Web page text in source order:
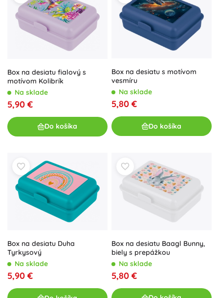
Box na desiatu fialový s
motívom Kolibrík
Na sklade
5,90 €
Do košíka
Box na desiatu s motívom
vesmíru
Na sklade
5,80 €
Do košíka
Box na desiatu Duha
Tyrkysový
Na sklade
5,90 €
Box na desiatu Baagl Bunny,
biely s prepážkou
Na sklade
5,80 €